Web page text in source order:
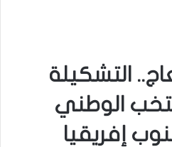
التشكيلة
الوطني
إفريقيا